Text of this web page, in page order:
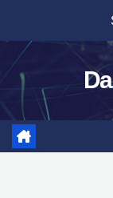
content